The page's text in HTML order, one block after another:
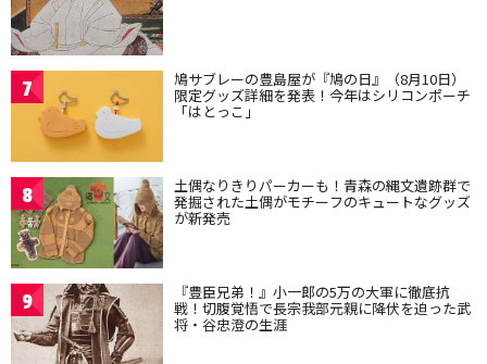
7 鳩サブレーの豊島屋が『鳩の日』（8月10日）
限定グッズ詳細を発表！今年はシリコンポーチ
「はとっこ」
8 土偶なりきりパーカーも！青森の縄文遺跡群で
発掘された土偶がモチーフのキュートなグッズ
が新発売
9 『豊臣兄弟！』小一郎の5万の大軍に徹底抗
戦！切腹覚悟で長宗我部元親に降伏を迫った武
将・谷忠澄の生涯